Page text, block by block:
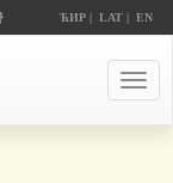
ЋИР| LAT| EN